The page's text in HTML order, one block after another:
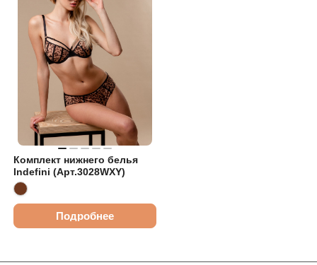
Комплект нижнего белья
Indefini (Арт.3028WXY)
Подробнее